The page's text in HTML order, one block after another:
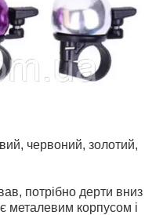
червоний, золотий,
потрібно дерти вниз
металевим корпусом і